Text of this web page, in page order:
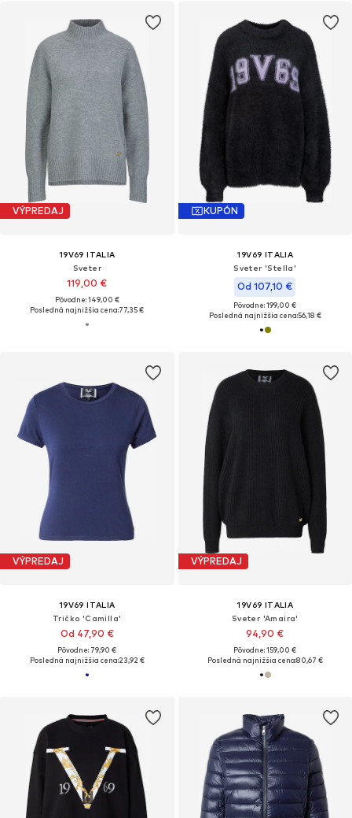
VÝPREDAJ
19V69 ITALIA
Sveter
119,00 €
Pôvodne: 149,00 €
Posledná najnižšia cena:77,35 €
KUPÓN
19V69 ITALIA
Sveter 'Stella'
Od 107,10 €
Pôvodne: 199,00 €
Posledná najnižšia cena:56,18 €
VÝPREDAJ
19V69 ITALIA
Tričko 'Camilla'
Od 47,90 €
Pôvodne: 79,90 €
Posledná najnižšia cena:23,92 €
VÝPREDAJ
19V69 ITALIA
Sveter 'Amaira'
94,90 €
Pôvodne: 159,00 €
Posledná najnižšia cena:80,67 €